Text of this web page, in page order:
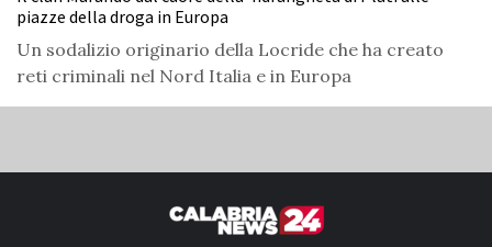
piazze della droga in Europa
Un sodalizio originario della Locride che ha creato
reti criminali nel Nord Italia e in Europa